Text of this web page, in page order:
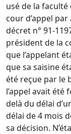
usé de la
cour d’appel
décret n° 91-
président de la
que l’appelant
que sa saisine
été reçue par le
l’appel avait été
delà du délai
délai de 4 mois
sa décision.